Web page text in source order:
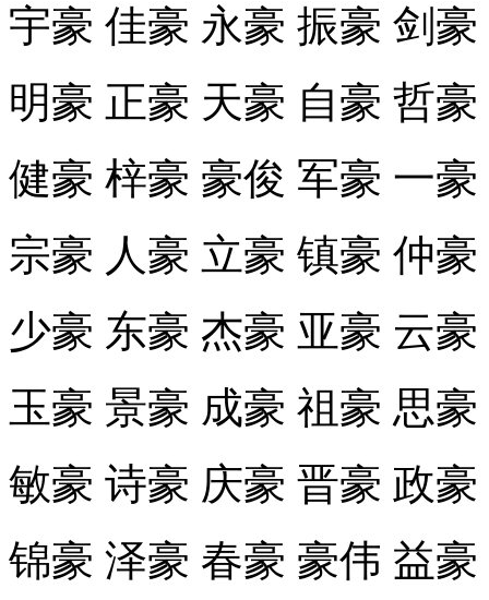
宇豪 佳豪 永豪 振豪 剑
明豪 正豪 天豪 自豪 哲
健豪 梓豪 豪俊 军豪 一
宗豪 人豪 立豪 镇豪 仲
少豪 东豪 杰豪 亚豪 云
玉豪 景豪 成豪 祖豪 思
敏豪 诗豪 庆豪 晋豪 政
锦豪 泽豪 春豪 豪伟 益